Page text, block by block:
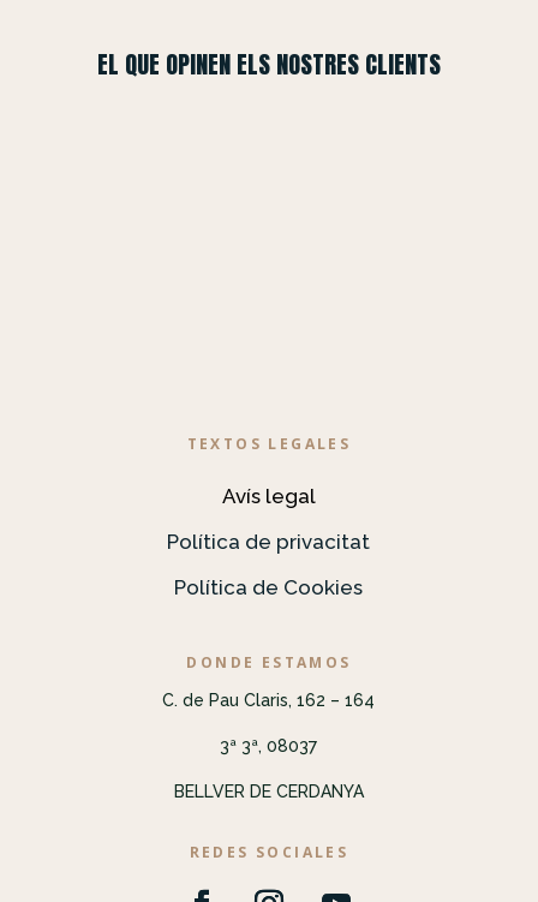
EL QUE OPINEN ELS NOSTRES CLIENTS
TEXTOS LEGALES
Avís legal
Política de privacitat
Política de Cookies
DONDE ESTAMOS
C. de Pau Claris, 162 – 164
3ª 3ª, 08037
BELLVER DE CERDANYA
REDES SOCIALES